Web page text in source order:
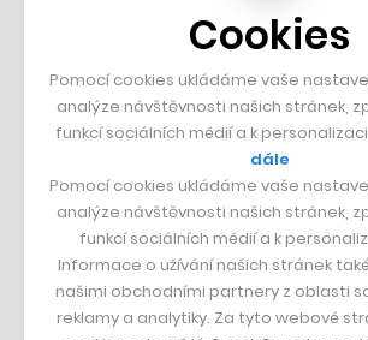
PŘÍBĚHY Z GASTRA
Boční projekt, co se zvrtnul
Francouzský šéfkuchař na Šumavě
Dva golfisti, co pečou
DESIGN
Bomma není tichá
Originální hodinky
Nábytek z betonu
Cookies
Pomocí cookies ukládáme vaše
analýze návštěvnosti našich stránek,
funkcí sociálních médií a k
dále
Pomocí cookies ukládáme vaše
analýze návštěvnosti našich stránek,
funkcí sociálních médií a k
Informace o užívání našich stránek
našimi obchodními partnery z oblasti
reklamy a analytiky. Za tyto webové